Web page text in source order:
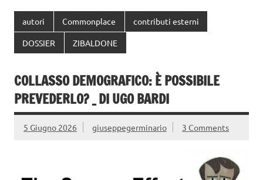
autori Commonplace contributi esterni
DOSSIER ZIBALDONE
COLLASSO DEMOGRAFICO: È POSSIBILE
PREVEDERLO? _ DI UGO BARDI
5 Giugno 2026 giuseppegerminario 3 Comments